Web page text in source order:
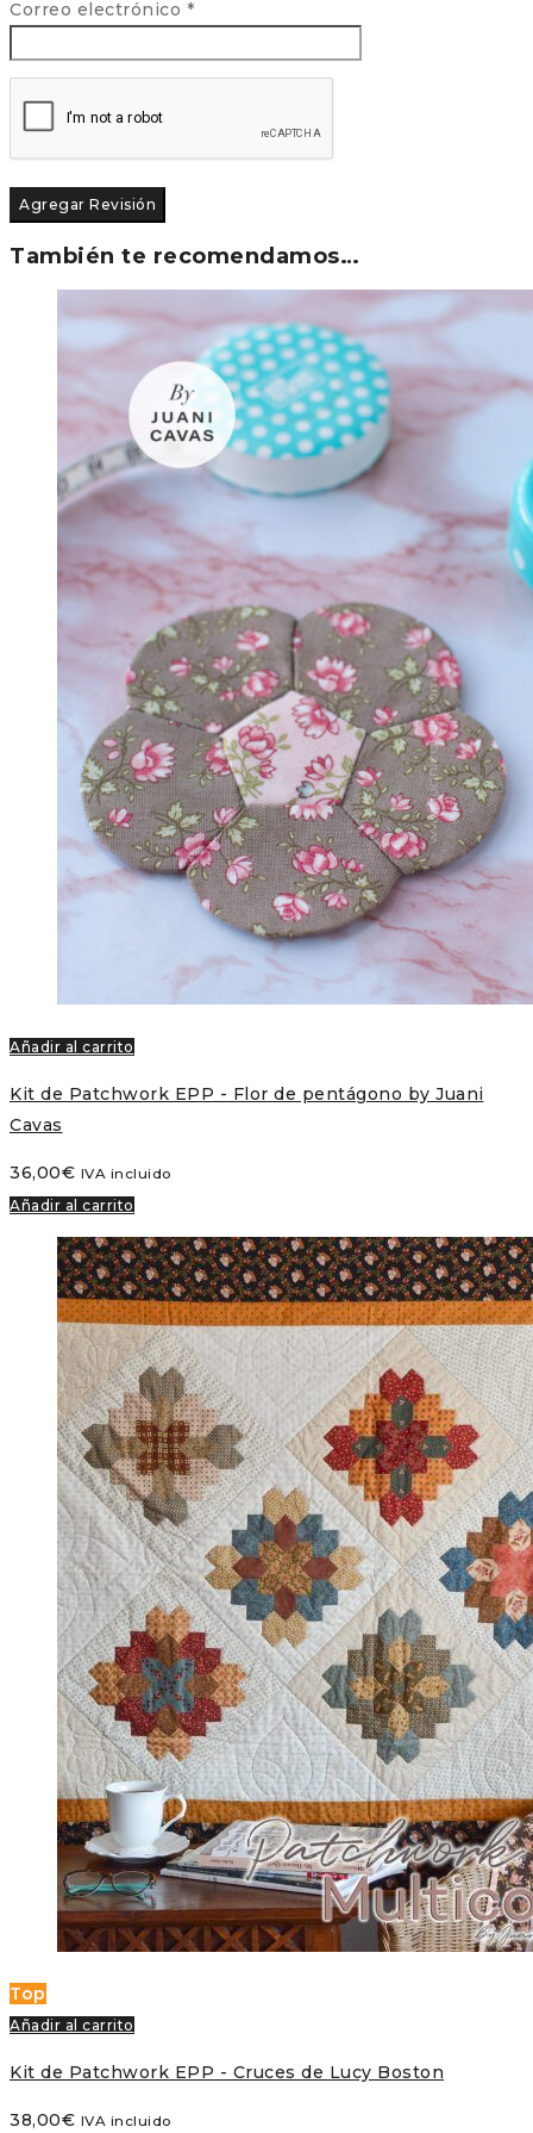
Correo electrónico *
También te recomendamos…
Añadir al carrito
Kit de Patchwork EPP - Flor de pentágono by Juani
Cavas
36,00€ IVA incluido
Añadir al carrito
Top
Añadir al carrito
Kit de Patchwork EPP - Cruces de Lucy Boston
38,00€ IVA incluido